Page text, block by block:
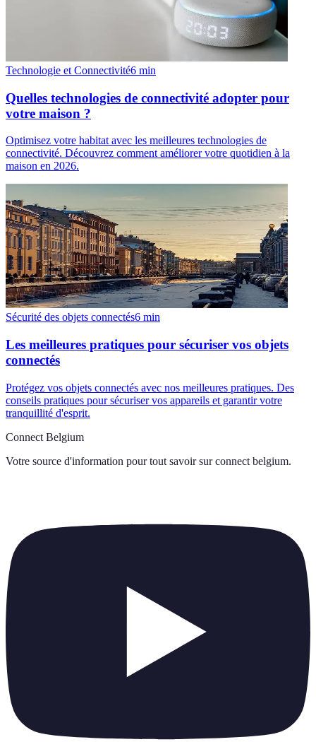
Technologie et Connectivité6 min
Quelles technologies de connectivité adopter pour
votre maison ?
Optimisez votre habitat avec les meilleures technologies de
connectivité. Découvrez comment améliorer votre quotidien à la
maison en 2026.
Sécurité des objets connectés6 min
Les meilleures pratiques pour sécuriser vos objets
connectés
Protégez vos objets connectés avec nos meilleures pratiques. Des
conseils pratiques pour sécuriser vos appareils et garantir votre
tranquillité d'esprit.
Connect Belgium
Votre source d'information pour tout savoir sur connect belgium.